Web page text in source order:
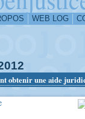
WEB LOG
obtenir une aide